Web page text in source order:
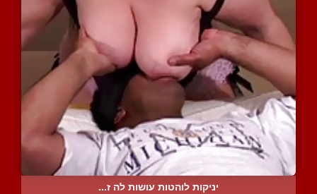
יניקות לוהטות עושות לה ז...